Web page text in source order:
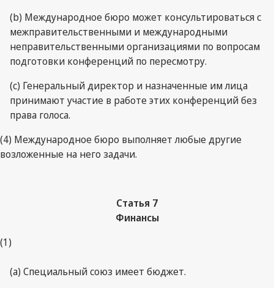
(b) Международное бюро может консультироваться с
межправительственными и международными
неправительственными организациями по вопросам
подготовки конференций по пересмотру.
(c) Генеральный директор и назначенные им лица
принимают участие в работе этих конференций без
права голоса.
(4) Международное бюро выполняет любые другие
возложенные на него задачи.
Статья 7
Финансы
(1)
(a) Специальный союз имеет бюджет.